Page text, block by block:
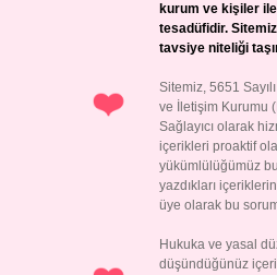
kurum ve kişiler
tesadüfidir.
tavsiye niteliği
Sitemiz, 5651
ve İletişim Kurumu
Sağlayıcı olarak
içerikleri proaktif
yükümlülüğümüz
yazdıkları
üye olarak bu
Hukuka ve yasal
düşündüğünüz